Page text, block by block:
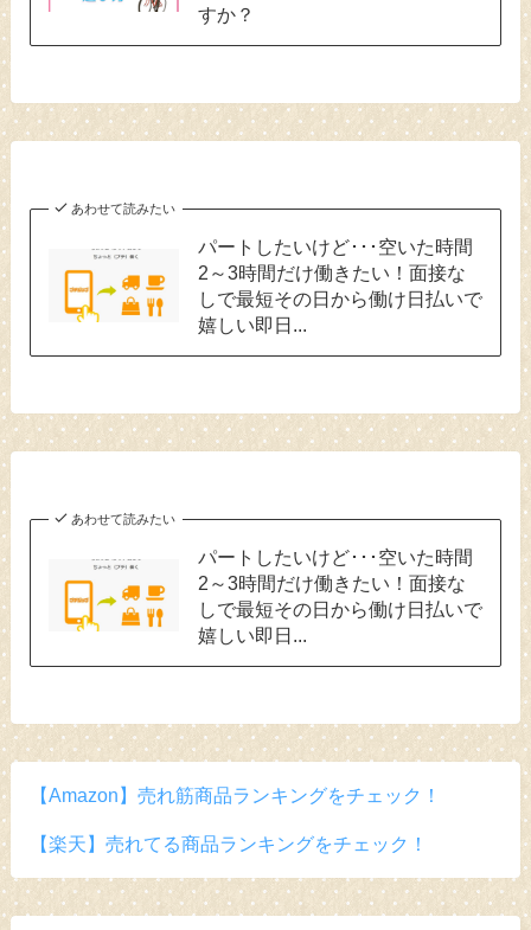
すか？
あわせて読みたい
パートしたいけど･･･空いた時間
2～3時間だけ働きたい！面接な
しで最短その日から働け日払いで
嬉しい即日...
あわせて読みたい
パートしたいけど･･･空いた時間
2～3時間だけ働きたい！面接な
しで最短その日から働け日払いで
嬉しい即日...
【Amazon】売れ筋商品ランキングをチェック！
【楽天】売れてる商品ランキングをチェック！